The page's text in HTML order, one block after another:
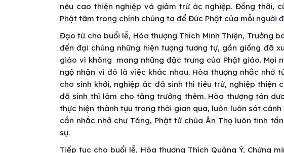
nêu cao thiện nghiệp và giảm trừ ác nghiệp. Đồng thời,
Phật tâm trong chính chúng ta để Đức Phật của mỗi người
Đạo từ cho buổi lễ, Hòa thượng Thích Minh Thiện, Trưởng
đến đại chúng những hiện tượng tương tự, gần giống đã
giáo vì không mang những đặc trưng của Phật giáo. Mọi
ngộ nhận vì đó là việc khác nhau. Hòa thượng nhắc nhở
cho sinh khởi, nghiệp ác đã sinh thì tiêu trừ, nghiệp thiện
đã sinh thì làm cho tăng trưởng thêm. Hòa thượng tán
thực hiện thành tựu trong thời gian qua, luôn luôn sát
cần nhắc nhở chư Tăng, Phật tử chùa Ân Thọ luôn tinh
sự.
Tiếp tục cho buổi lễ, Hòa thượng Thích Quảng Ý, Chứng